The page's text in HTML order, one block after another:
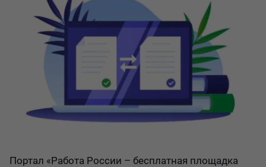
Портал «Работа России – бесплатная площадка